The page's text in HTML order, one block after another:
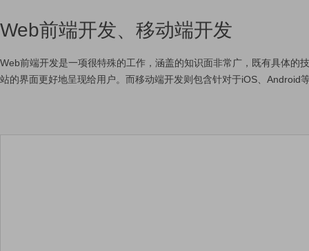
Web前端开发、移动端开发
Web前端开发是一项很特殊的工作，涵盖的知识面非常广，既有具体的
站的界面更好地呈现给用户。而移动端开发则包含针对于iOS、Android